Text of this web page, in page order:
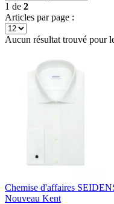
1 de 2
Articles par page :
Aucun résultat trouvé pour
Chemise d'affaires
Nouveau Kent